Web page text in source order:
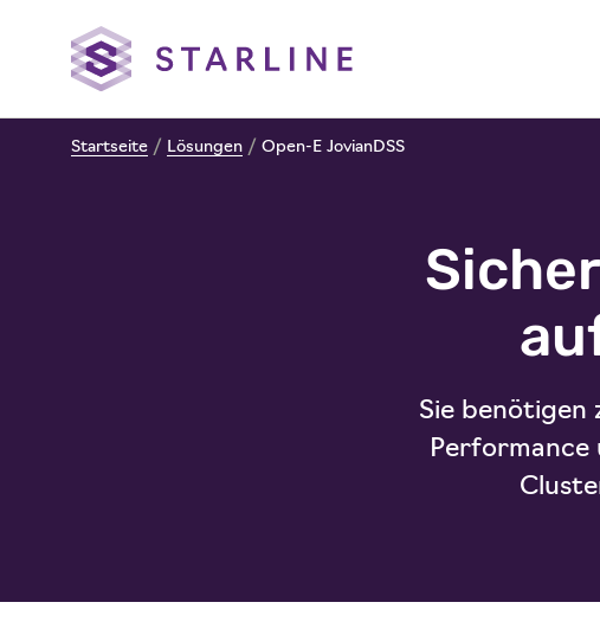
Startseite / Lösungen / Open-E JovianDSS
Sie benötigen
Performance